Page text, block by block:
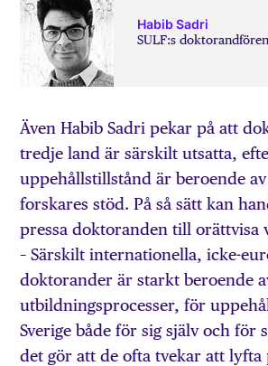
Habib Sadri
SULF:s
Även Habib Sadri pekar på att
tredje land är särskilt utsatta,
uppehållstillstånd är beroende
forskares stöd. På så sätt kan
pressa doktoranden till orättvisa
– Särskilt internationella, icke-
doktorander är starkt beroende
utbildningsprocesser, för
Sverige både för sig själv och för
det gör att de ofta tvekar att